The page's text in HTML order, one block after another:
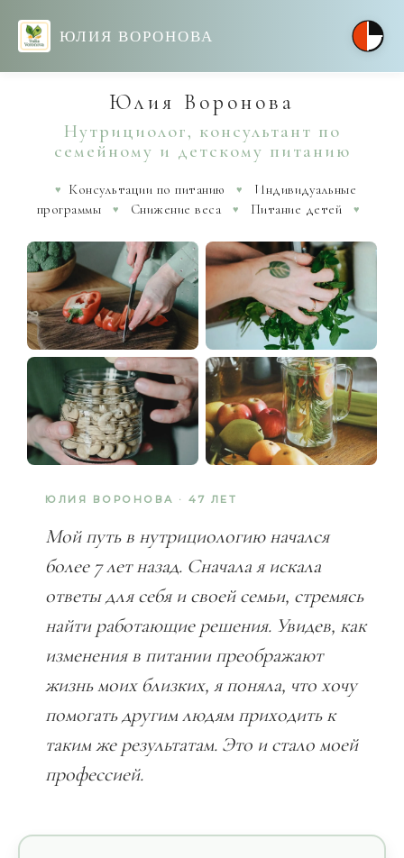
ЮЛИЯ ВОРОНОВА
Юлия Воронова
Нутрициолог, консультант по
семейному и детскому питанию
♥︎ Консультации по питанию ♥︎
Индивидуальные
программы
♥︎ Снижение веса ♥︎ Питание детей ♥︎
ЮЛИЯ ВОРОНОВА · 47 ЛЕТ
Мой путь в нутрициологию начался
более 7 лет назад. Сначала я искала
ответы для себя и своей семьи, стремясь
найти работающие решения. Увидев, как
изменения в питании преображают
жизнь моих близких, я поняла, что хочу
помогать другим людям приходить к
таким же результатам. Это и стало моей
профессией.